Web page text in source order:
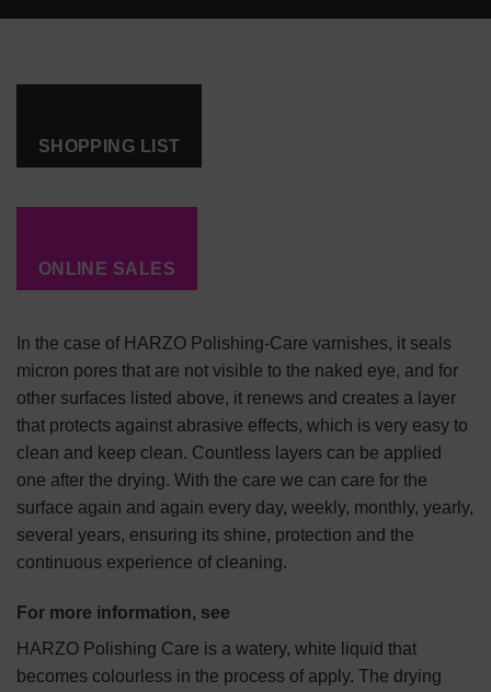
SHOPPING LIST
ONLINE SALES
In the case of HARZO Polishing-Care varnishes, it seals
micron pores that are not visible to the naked eye, and for
other surfaces listed above, it renews and creates a layer
that protects against abrasive effects, which is very easy to
clean and keep clean. Countless layers can be applied
one after the drying. With the care we can care for the
surface again and again every day, weekly, monthly, yearly,
several years, ensuring its shine, protection and the
continuous experience of cleaning.
For more information, see
HARZO Polishing Care is a watery, white liquid that
becomes colourless in the process of apply. The drying